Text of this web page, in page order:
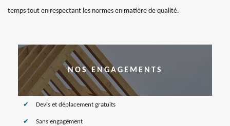
temps tout en respectant les normes en matière de qualité.
NOS ENGAGEMENTS
Devis et déplacement gratuits
Sans engagement